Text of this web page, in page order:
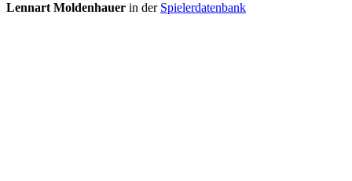
Lennart Moldenhauer in der Spielerdatenbank